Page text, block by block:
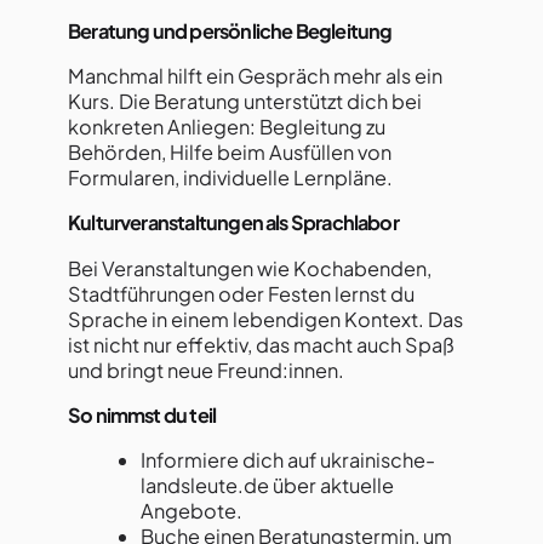
Beratung und persönliche Begleitung
Manchmal hilft ein Gespräch mehr als ein
Kurs. Die Beratung unterstützt dich bei
konkreten Anliegen: Begleitung zu
Behörden, Hilfe beim Ausfüllen von
Formularen, individuelle Lernpläne.
Kulturveranstaltungen als Sprachlabor
Bei Veranstaltungen wie Kochabenden,
Stadtführungen oder Festen lernst du
Sprache in einem lebendigen Kontext. Das
ist nicht nur effektiv, das macht auch Spaß
und bringt neue Freund:innen.
So nimmst du teil
Informiere dich auf ukrainische-
landsleute.de über aktuelle
Angebote.
Buche einen Beratungstermin, um